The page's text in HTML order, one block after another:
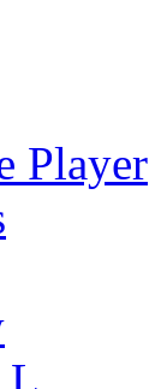
Player